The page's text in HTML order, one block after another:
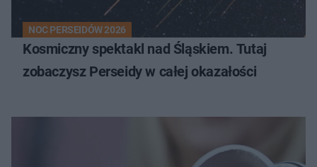
NOC PERSEIDÓW 2026
Kosmiczny spektakl nad Śląskiem. Tutaj
zobaczysz Perseidy w całej okazałości